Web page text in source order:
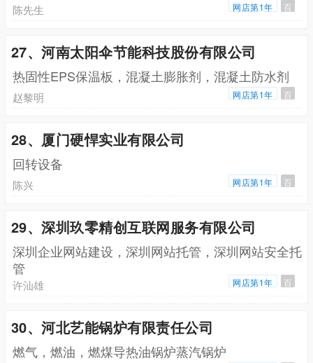
陈先生 网店第1年 百
27、河南太阳伞节能科技股份有限公司
热固性EPS保温板，混凝土膨胀剂，混凝土防水剂
赵黎明 网店第1年 百
28、厦门硬悍实业有限公司
回转设备
陈兴 网店第1年 百
29、深圳玖零精创互联网服务有限公司
深圳企业网站建设，深圳网站托管，深圳网站安全托
管
许汕雄 网店第1年 百
30、河北艺能锅炉有限责任公司
燃气，燃油，燃煤导热油锅炉蒸汽锅炉